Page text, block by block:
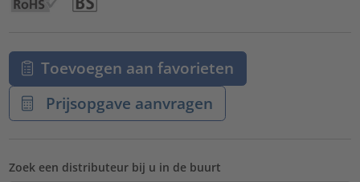
Toevoegen aan favorieten
Prijsopgave aanvragen
Zoek een distributeur bij u in de buurt